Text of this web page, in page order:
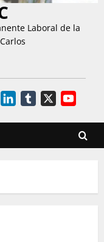
Laboral de la
GitHubLinkedInTumblr